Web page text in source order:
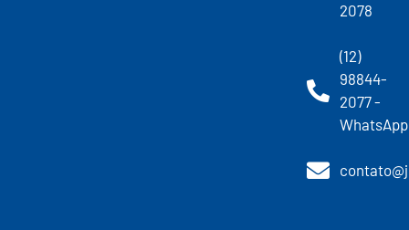
2078
(12)
98844-
2077 -
WhatsApp